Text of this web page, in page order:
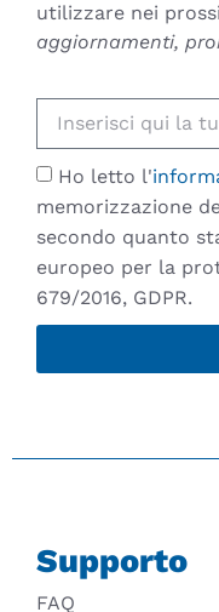
utilizzare nei
aggiornamenti,
Ho letto l'
memorizzazione
secondo quanto
europeo per la
679/2016, GDPR.
Supporto
FAQ